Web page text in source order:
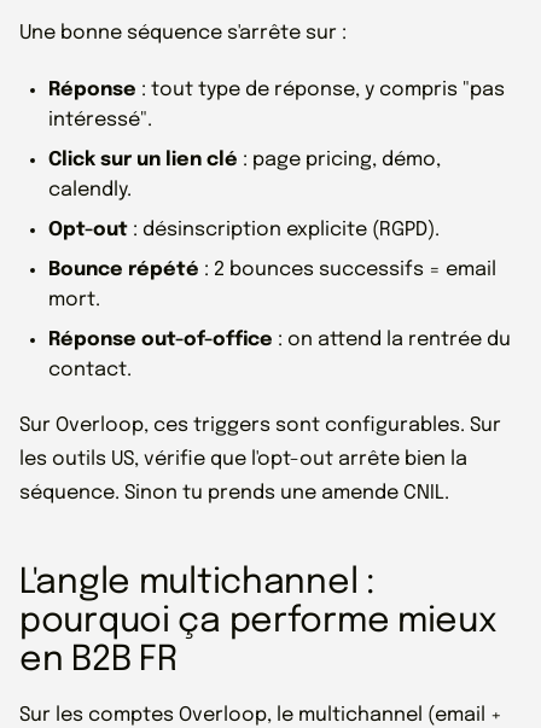
Une bonne séquence s'arrête sur :
Réponse : tout type de réponse, y compris "pas
intéressé".
Click sur un lien clé : page pricing, démo,
calendly.
Opt-out : désinscription explicite (RGPD).
Bounce répété : 2 bounces successifs = email
mort.
Réponse out-of-office : on attend la rentrée du
contact.
Sur Overloop, ces triggers sont configurables. Sur
les outils US, vérifie que l'opt-out arrête bien la
séquence. Sinon tu prends une amende CNIL.
L'angle multichannel :
pourquoi ça performe mieux
en B2B FR
Sur les comptes Overloop, le multichannel (email +